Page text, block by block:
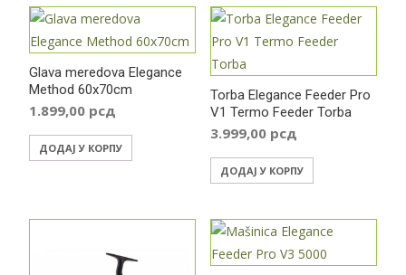
Glava meredova Elegance
Method 60x70cm
1.899,00 рсд
ДОДАЈ У КОРПУ
Torba Elegance Feeder Pro
V1 Termo Feeder Torba
3.999,00 рсд
ДОДАЈ У КОРПУ